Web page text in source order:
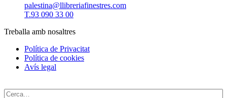
palestina@llibreriafinestres.com
T.93 090 33 00
Treballa amb nosaltres
Política de Privacitat
Política de cookies
Avís legal